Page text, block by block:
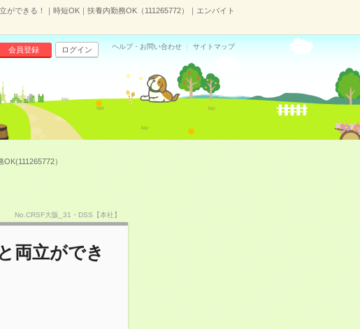
ができる！｜時短OK｜扶養内勤務OK（111265772）｜エンバイト
会員登録 ログイン ヘルプ・お問い合わせ サイトマップ
）
No.CRSF大阪_31・DSS【本社】
両立ができ